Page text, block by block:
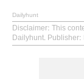
Dailyhunt
Disclaimer: This
Dailyhunt.